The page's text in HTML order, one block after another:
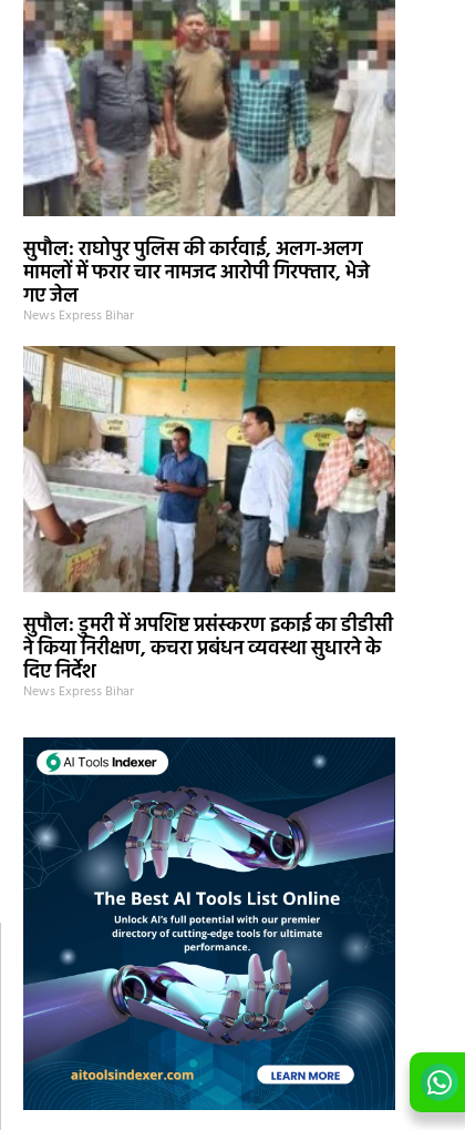
सुपौल: राघोपुर पुलिस की कार्रवाई, अलग-अलग
मामलों में फरार चार नामजद आरोपी गिरफ्तार, भेजे
गए जेल
News Express Bihar
सुपौल: डुमरी में अपशिष्ट प्रसंस्करण इकाई का डीडीसी
ने किया निरीक्षण, कचरा प्रबंधन व्यवस्था सुधारने के
दिए निर्देश
News Express Bihar